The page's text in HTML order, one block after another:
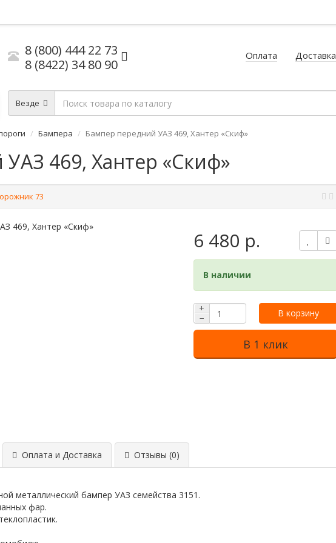
8 (800) 444 22 73
8 (8422) 34 80 90
Оплата Доставка
Везде
Бампера Бампер передний УАЗ 469, Хантер «Скиф»
469, Хантер «Скиф»
73
6 480 р.
В наличии
+
−
В корзину
В 1 клик
Оплата и Доставка Отзывы (0)
металлический бампер УАЗ семейства 3151.
фар.